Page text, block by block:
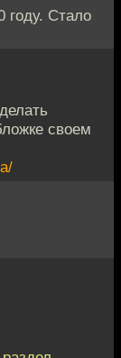
году. Стало
своем